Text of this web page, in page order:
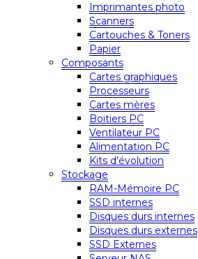
Imprimantes photo
Scanners
Cartouches & Toners
Papier
Composants
Cartes graphiques
Processeurs
Cartes mères
Boitiers PC
Ventilateur PC
Alimentation PC
Kits d’évolution
Stockage
RAM-Mémoire PC
SSD internes
Disques durs internes
Disques durs externes
SSD Externes